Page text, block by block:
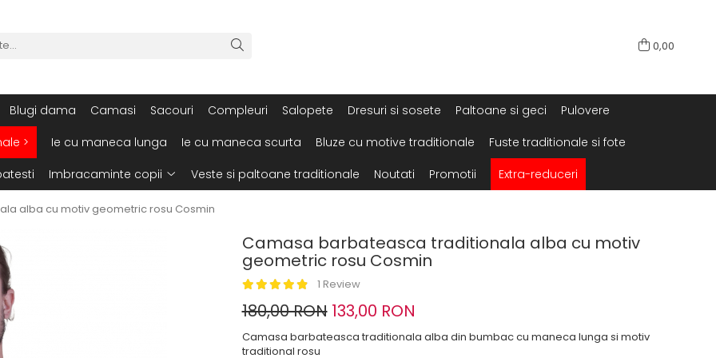
0,00
Blugi dama Camasi Sacouri Compleuri Salopete Dresuri si sosete Paltoane si geci
Pulovere
> Ie cu maneca lunga Ie cu maneca scurta Bluze cu motive traditionale
Fuste traditionale si fote
Imbracaminte copii Veste si paltoane traditionale Noutati Promotii Extra-reduceri
alba cu motiv geometric rosu Cosmin
Camasa barbateasca traditionala alba cu motiv
geometric rosu Cosmin
1 Review
180,00 RON 133,00 RON
Camasa barbateasca traditionala alba din bumbac cu maneca lunga si motiv
traditional rosu